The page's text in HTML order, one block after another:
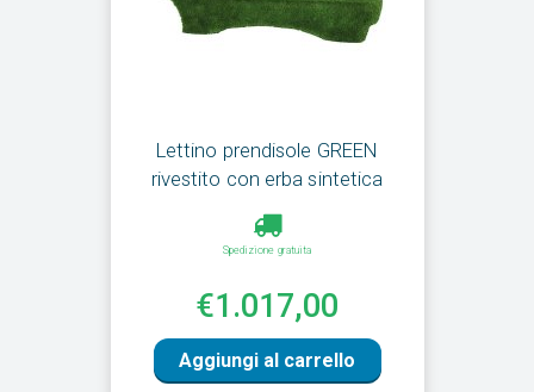
Lettino prendisole GREEN
rivestito con erba sintetica
Spedizione gratuita
€1.017,00
Aggiungi al carrello